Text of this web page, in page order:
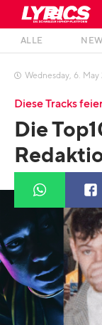
ALLE
 Wednesday, 6. May
Diese Tracks
Die